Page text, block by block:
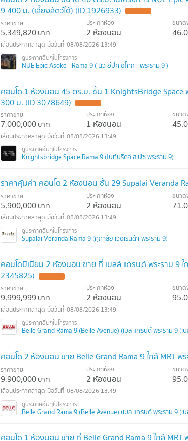
9 400 ม. (เลี้ยงสัตว์ได้) (ID 1926933)
ราคาขาย
5,349,820บาท
ประเภทห้อง
2 ห้องนอน
ขนา
46.0
08/08/2026 13:49
NUE Epic Asoke - Rama 9 ( นิว อีปิค อโศก - พระราม 9 )
คอนโด 1 ห้องนอน 45 ตร.ม. ชั้น 1 KnightsBridge Space
300 ม. (ID 3078649)
ราคาขาย
7,000,000บาท
ประเภทห้อง
1 ห้องนอน
ขนา
45.0
08/08/2026 13:49
Knightsbridge Space Rama 9 (ไนท์บริดจ์ สเปซ พระราม 9)
ราคาคุ้มค่า คอนโด 2 ห้องนอน ชั้น 29 Supalai Veranda
ราคาขาย
5,900,000บาท
ประเภทห้อง
2 ห้องนอน
ขนา
71.0
08/08/2026 13:49
Supalai Veranda Rama 9 (ศุภาลัย เวอเรนด้า พระราม 9)
คอนโดมิเนียม 2 ห้องนอน ขาย ที่ เบลล์ แกรนด์ พระราม 9 ใ
2345825)
ราคาขาย
9,999,999บาท
ประเภทห้อง
2 ห้องนอน
ขนา
95.0
08/08/2026 13:49
Belle Grand Rama 9 (Belle Avenue) (เบล แกรนด์ พระราม 9 (เ
คอนโด 2 ห้องนอน ขาย Belle Grand Rama 9 ใกล้ MRT พ
ราคาขาย
9,900,000บาท
ประเภทห้อง
2 ห้องนอน
ขนา
95.0
08/08/2026 13:49
Belle Grand Rama 9 (Belle Avenue) (เบล แกรนด์ พระราม 9 (เ
คอนโด 1 ห้องนอน ขาย ที่ Belle Grand Rama 9 ใกล้ MRT